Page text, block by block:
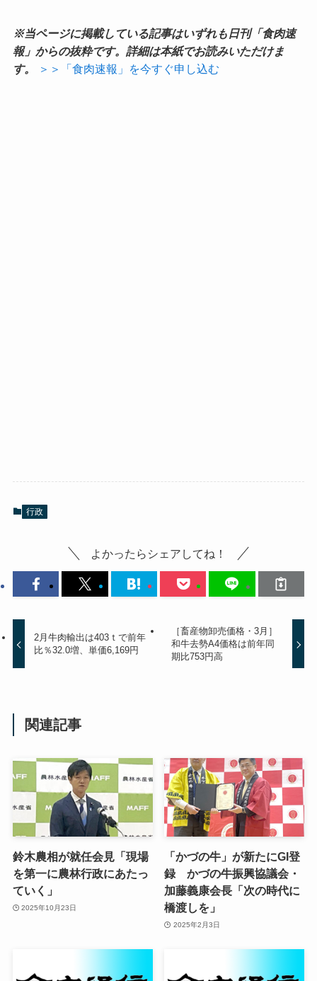
※当ページに掲載している記事はいずれも日刊「食肉速
報」からの抜粋です。詳細は本紙でお読みいただけま
す。
＞＞「食肉速報」を今すぐ申し込む
行政
よかったらシェアしてね！
2月牛肉輸出は403ｔで前年
比％32.0増、単価6,169円
［畜産物卸売価格・3月］
和牛去勢A4価格は前年同
期比753円高
関連記事
鈴木農相が就任会見「現場
を第一に農林行政にあたっ
ていく」
2025年10月23日
「かづの牛」が新たにGI登
録 かづの牛振興協議会・
加藤義康会長「次の時代に
橋渡しを」
2025年2月3日